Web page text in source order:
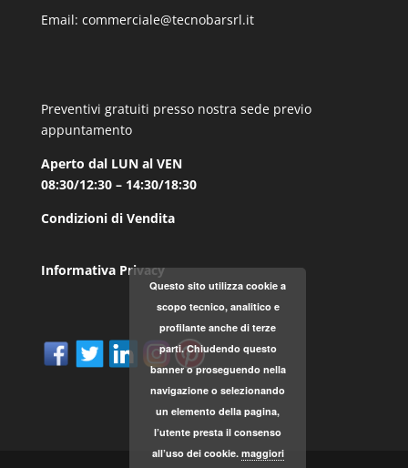
Email: commerciale@tecnobarsrl.it
Preventivi gratuiti presso nostra sede previo
appuntamento
Aperto dal LUN al VEN
08:30/12:30 – 14:30/18:30
Condizioni di Vendita
Informativa Privacy
Questo sito utilizza cookie a
scopo tecnico, analitico e
profilante anche di terze
parti. Chiudendo questo
banner o proseguendo nella
navigazione o selezionando
un elemento della pagina,
l’utente presta il consenso
all’uso dei cookie. maggiori